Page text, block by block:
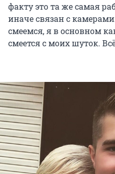
факту это та же самая
иначе связан с
смеемся, я в основном
смеется с моих шуток.